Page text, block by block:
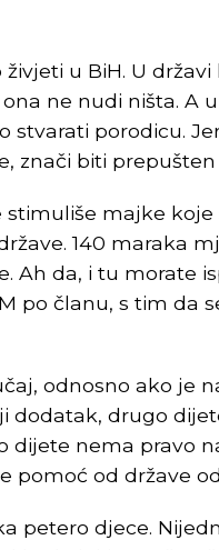
u BiH. U
ne nudi ništa. A
stvarati porodicu.
znači biti prepušten
majke koje
140 maraka
Ah da, i tu morate
po članu, s tim da
odnosno ako je
dodatak, drugo
dijete nema pravo
pomoć od države
petero djece.